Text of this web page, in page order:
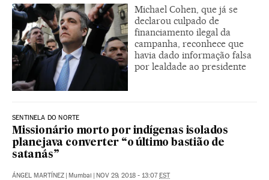
Michael Cohen, que já se
declarou culpado de
financiamento ilegal da
campanha, reconhece que
havia dado informação falsa
por lealdade ao presidente
SENTINELA DO NORTE
Missionário morto por indígenas isolados
planejava converter “o último bastião de
satanás”
ÁNGEL MARTÍNEZ | Mumbai | NOV 29, 2018 - 13:07EST